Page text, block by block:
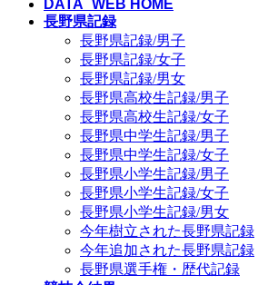
DATA_WEB HOME
長野県記録
長野県記録/男子
長野県記録/女子
長野県記録/男女
長野県高校生記録/男子
長野県高校生記録/女子
長野県中学生記録/男子
長野県中学生記録/女子
長野県小学生記録/男子
長野県小学生記録/女子
長野県小学生記録/男女
今年樹立された長野県記録
今年追加された長野県記録
長野県選手権・歴代記録